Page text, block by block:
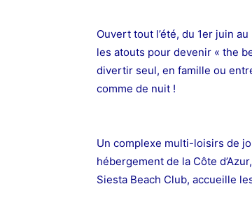
Ouvert tout l’été, du 1er juin
les atouts pour devenir « the
divertir seul, en famille ou
comme de nuit !
Un complexe multi-loisirs de
hébergement de la Côte
Siesta Beach Club, accueille